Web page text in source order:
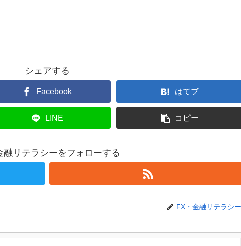
シェアする
Facebook はてブ
LINE コピー
融リテラシーをフォローする
FX・金融リテラシー